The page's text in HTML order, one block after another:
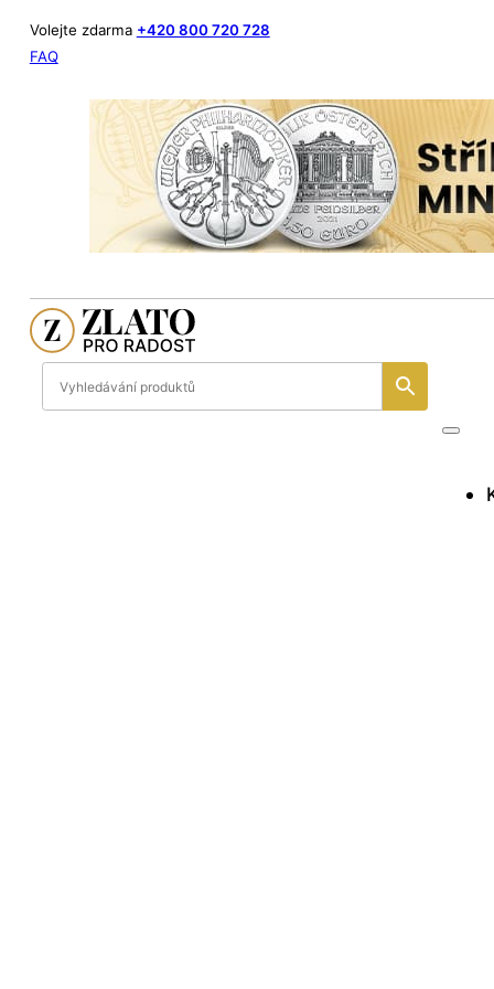
Volejte zdarma +420 800 720 728
FAQ